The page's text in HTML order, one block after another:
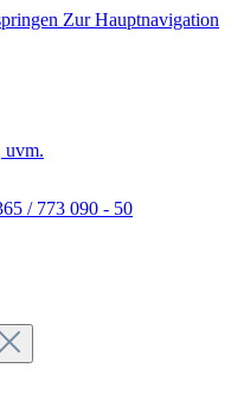
Zur Hauptnavigation
uvm.
/ 773 090 - 50